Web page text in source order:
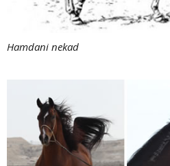
Hamdani nekad